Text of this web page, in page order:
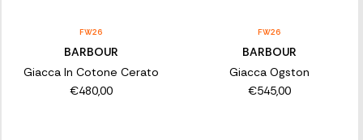
FW26
BARBOUR
Giacca In Cotone Cerato
€480,00
FW26
BARBOUR
Giacca Ogston
€545,00